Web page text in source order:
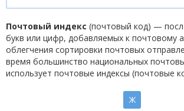
Почтовый индекс (почтовый код) —
букв или цифр, добавляемых к почтовому
облегчения сортировки почтовых
время большинство национальных
использует почтовые индексы (почтовые
Ж